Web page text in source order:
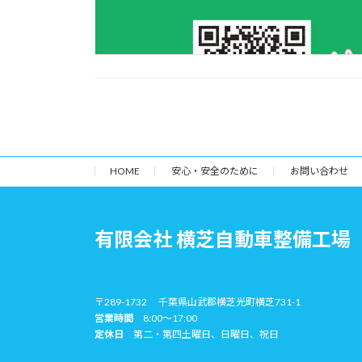
HOME 安心・安全のために お問い合わせ
有限会社 横芝自動車整備工場
〒289-1732 千葉県山武郡横芝光町横芝731-1
営業時間 8:00～17:00
定休日 第二・第四土曜日、日曜日、祝日